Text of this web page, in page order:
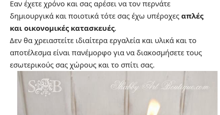
Εαν έχετε χρόνο και σας αρέσει να τον περνάτε
δημιουργικά και ποιοτικά τότε σας έχω υπέροχες απλές
και οικονομικές κατασκευές.
Δεν θα χρειαστείτε ιδιαίτερα εργαλεία και υλικά και το
αποτέλεσμα είναι πανέμορφο για να διακοσμήσετε τους
εσωτερικούς σας χώρους και το σπίτι σας.